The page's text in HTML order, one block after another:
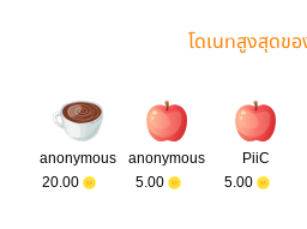
โดเนทสูงสุดข
anonymous
20.00
anonymous
5.00
PiiC
5.00